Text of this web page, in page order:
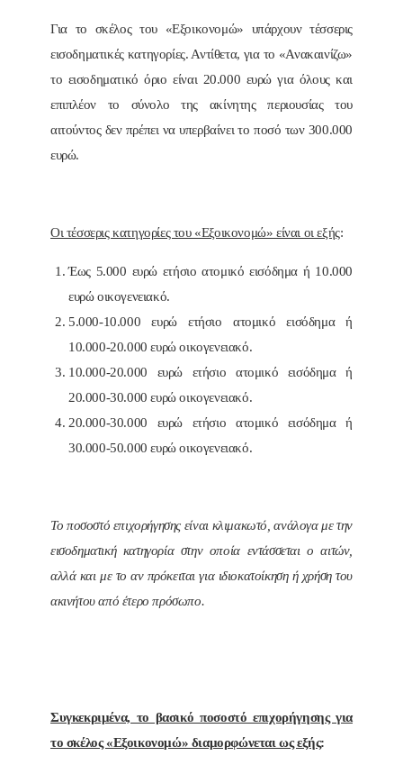
Για το σκέλος του «Εξοικονομώ» υπάρχουν τέσσερις
εισοδηματικές κατηγορίες. Αντίθετα, για το «Ανακαινίζω»
το εισοδηματικό όριο είναι 20.000 ευρώ για όλους και
επιπλέον το σύνολο της ακίνητης περιουσίας του
αιτούντος δεν πρέπει να υπερβαίνει το ποσό των 300.000
ευρώ.
Οι τέσσερις κατηγορίες του «Εξοικονομώ» είναι οι εξής:
Έως 5.000 ευρώ ετήσιο ατομικό εισόδημα ή 10.000
ευρώ οικογενειακό.
5.000-10.000 ευρώ ετήσιο ατομικό εισόδημα ή
10.000-20.000 ευρώ οικογενειακό.
10.000-20.000 ευρώ ετήσιο ατομικό εισόδημα ή
20.000-30.000 ευρώ οικογενειακό.
20.000-30.000 ευρώ ετήσιο ατομικό εισόδημα ή
30.000-50.000 ευρώ οικογενειακό.
Το ποσοστό επιχορήγησης είναι κλιμακωτό, ανάλογα με την
εισοδηματική κατηγορία στην οποία εντάσσεται ο αιτών,
αλλά και με το αν πρόκειται για ιδιοκατοίκηση ή χρήση του
ακινήτου από έτερο πρόσωπο.
Συγκεκριμένα, το βασικό ποσοστό επιχορήγησης για
το σκέλος «Εξοικονομώ» διαμορφώνεται ως εξής: